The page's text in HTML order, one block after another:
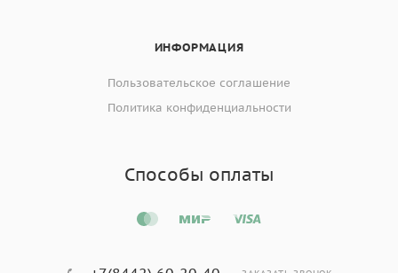
ИНФОРМАЦИЯ
Пользовательское соглашение
Политика конфиденциальности
Способы оплаты